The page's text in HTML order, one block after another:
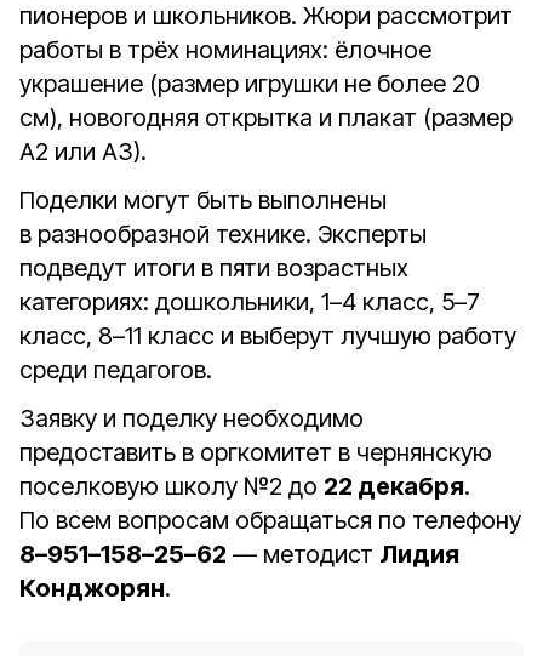
пионеров и школьников. Жюри рассмотрит
работы в трёх номинациях: ёлочное
украшение (размер игрушки не более 20
см), новогодняя открытка и плакат (размер
А2 или А3).
Поделки могут быть выполнены
в разнообразной технике. Эксперты
подведут итоги в пяти возрастных
категориях: дошкольники, 1–4 класс, 5–7
класс, 8–11 класс и выберут лучшую работу
среди педагогов.
Заявку и поделку необходимо
предоставить в оргкомитет в чернянскую
поселковую школу №2 до 22 декабря.
По всем вопросам обращаться по телефону
8–951–158–25–62 — методист Лидия
Конджорян.